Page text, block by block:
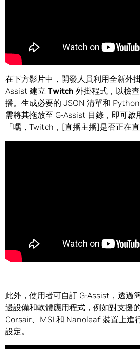
在下方影片中，開發人員利用全新外
Assist 建立 Twitch 外掛程式，以檢
播。生成必要的 JSON 清單和
需將其拖放至 G-Assist 目錄，即可啟
「嘿，Twitch，[直播主播]是否正在直
此外，使用者可自訂 G-Assist，透過
邊設備和軟體應用程式，例如對支援
Corsair、MSI 和 Nanoleaf 裝置 上進
設定。